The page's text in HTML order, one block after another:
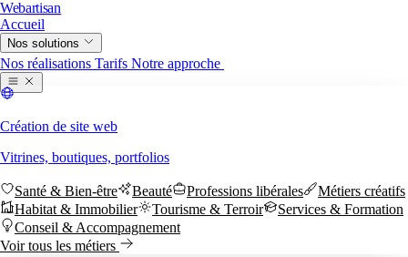
Webartisan
Accueil
Nos solutions
Nos réalisations Tarifs Notre approche
Création de site web
Vitrines, boutiques, portfolios
Santé & Bien-être Beauté Professions libérales
Métiers créatifs
Habitat & Immobilier
Tourisme & Terroir
Services & Formation
Conseil & Accompagnement
Voir tous les métiers